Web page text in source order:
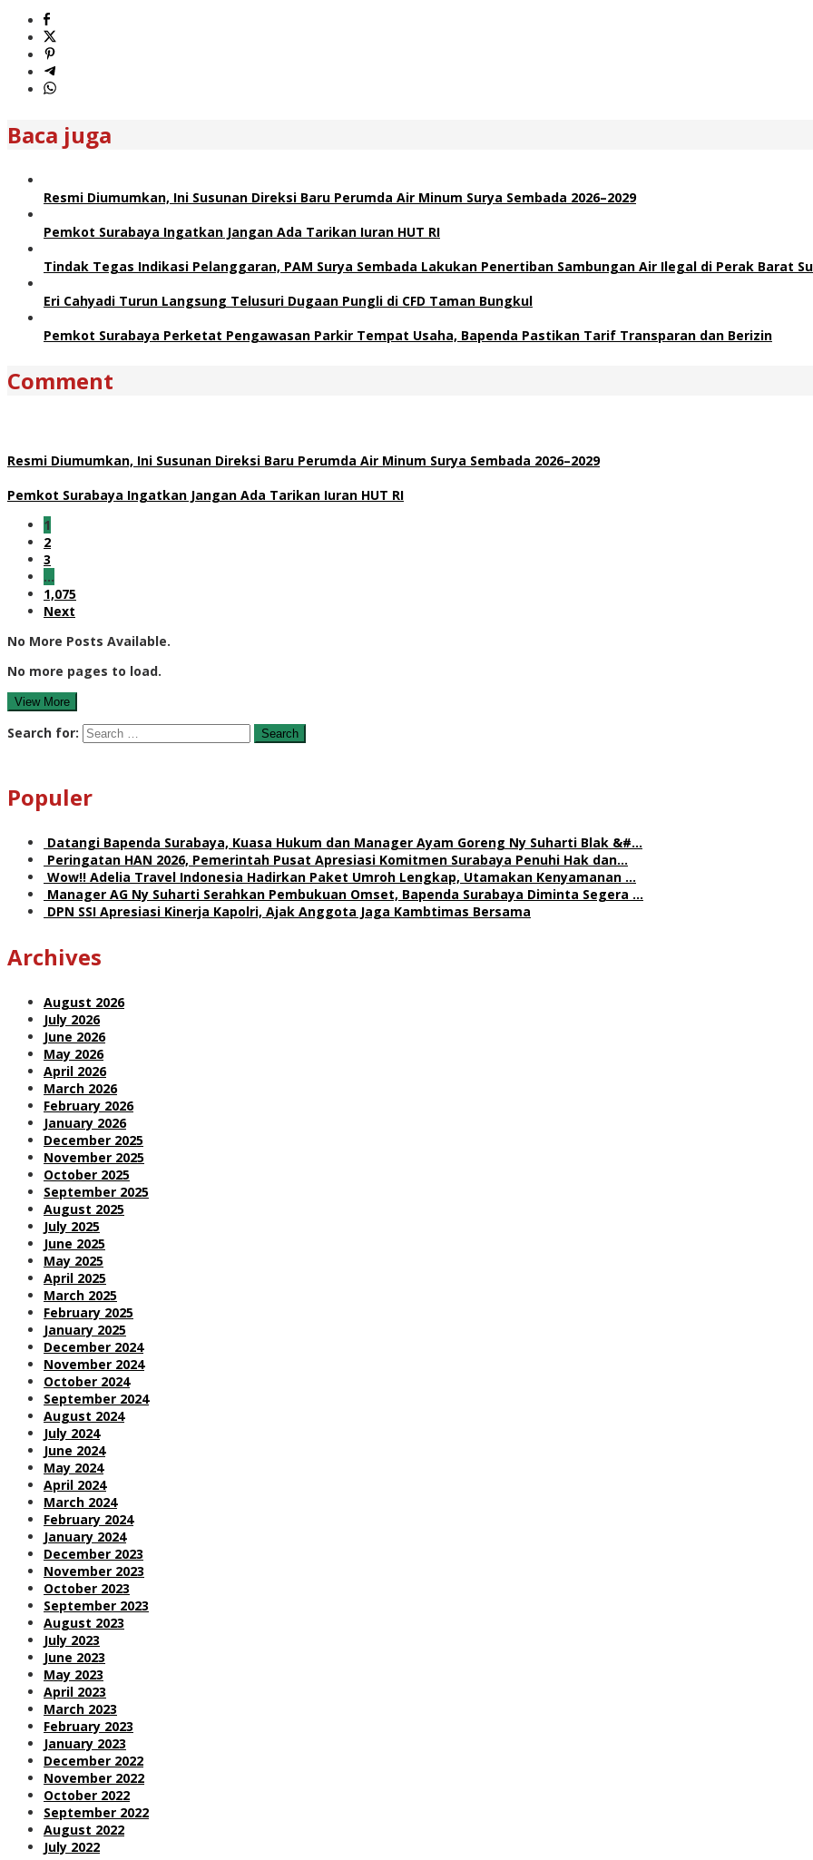
Baca juga
Resmi Diumumkan, Ini Susunan Direksi Baru Perumda Air Minum Surya Sembada 2026–2029
Pemkot Surabaya Ingatkan Jangan Ada Tarikan Iuran HUT RI
Tindak Tegas Indikasi Pelanggaran, PAM Surya Sembada Lakukan Penertiban Sambungan Air Ilegal di Perak Barat
Eri Cahyadi Turun Langsung Telusuri Dugaan Pungli di CFD Taman Bungkul
Pemkot Surabaya Perketat Pengawasan Parkir Tempat Usaha, Bapenda Pastikan Tarif Transparan dan Berizin
Comment
Resmi Diumumkan, Ini Susunan Direksi Baru Perumda Air Minum Surya Sembada 2026–2029
Pemkot Surabaya Ingatkan Jangan Ada Tarikan Iuran HUT RI
1
2
3
…
1,075
Next
No More Posts Available.
No more pages to load.
View More
Search for:
Populer
Datangi Bapenda Surabaya, Kuasa Hukum dan Manager Ayam Goreng Ny Suharti Blak &#…
Peringatan HAN 2026, Pemerintah Pusat Apresiasi Komitmen Surabaya Penuhi Hak dan…
Wow!! Adelia Travel Indonesia Hadirkan Paket Umroh Lengkap, Utamakan Kenyamanan …
Manager AG Ny Suharti Serahkan Pembukuan Omset, Bapenda Surabaya Diminta Segera …
DPN SSI Apresiasi Kinerja Kapolri, Ajak Anggota Jaga Kambtimas Bersama
Archives
August 2026
July 2026
June 2026
May 2026
April 2026
March 2026
February 2026
January 2026
December 2025
November 2025
October 2025
September 2025
August 2025
July 2025
June 2025
May 2025
April 2025
March 2025
February 2025
January 2025
December 2024
November 2024
October 2024
September 2024
August 2024
July 2024
June 2024
May 2024
April 2024
March 2024
February 2024
January 2024
December 2023
November 2023
October 2023
September 2023
August 2023
July 2023
June 2023
May 2023
April 2023
March 2023
February 2023
January 2023
December 2022
November 2022
October 2022
September 2022
August 2022
July 2022